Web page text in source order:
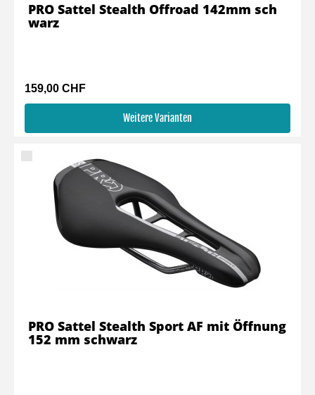
159,00 CHF
Weitere Varianten
PRO Sattel Stealth Offroad 142mm sch
warz
PRO Sattel Stealth Sport AF mit Öffnung
152 mm schwarz